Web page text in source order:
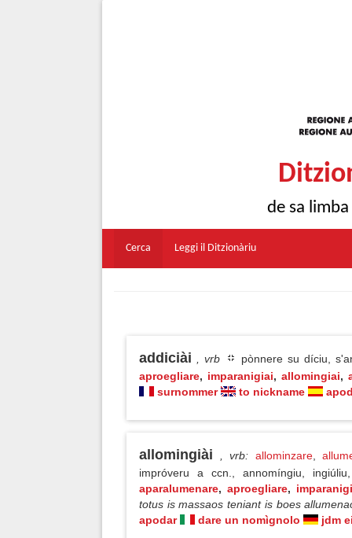
de sa
Cerca Leggi il Ditzionàriu
addiciài , vrb
pònnere su díciu,
aproegliare, imparanigiai, allomingiai,
surnommer
to nickname
allomingiài , vrb: allominzare,
impróveru a ccn., annomíngiu,
aparalumenare, aproegliare,
totus is massaos teniant is boes
apodar
dare un nomìgnolo jdm